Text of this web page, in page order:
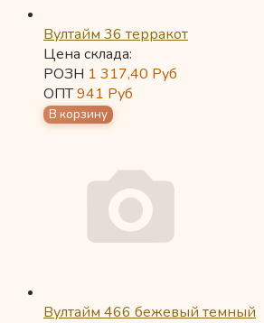
Вултайм 36 терракот
Цена склада:
РОЗН 1 317,40 Руб
ОПТ941 Руб
Вултайм 466 бежевый темный